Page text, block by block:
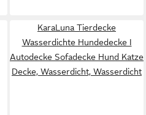
KaraLuna Tierdecke
Wasserdichte Hundedecke I
Autodecke Sofadecke Hund Katze
Decke, Wasserdicht, Wasserdicht